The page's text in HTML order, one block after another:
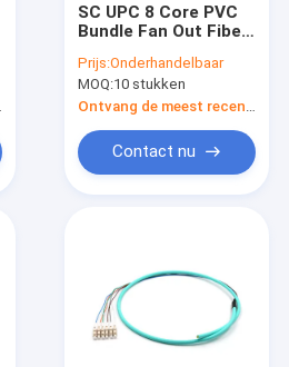
SC UPC 8 Core PVC
Bundle Fan Out Fiber
OS2 Gele jas
Prijs:Onderhandelbaar
MOQ:10 stukken
Contact nu